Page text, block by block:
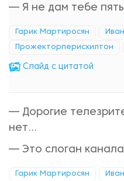
— Я не дам тебе
Гарик Мартиросян
Прожекторперисхилтон
Cлайд с цитатой
— Дорогие
нет...
— Это слоган
Гарик Мартиросян